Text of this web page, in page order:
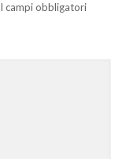
I campi obbligatori